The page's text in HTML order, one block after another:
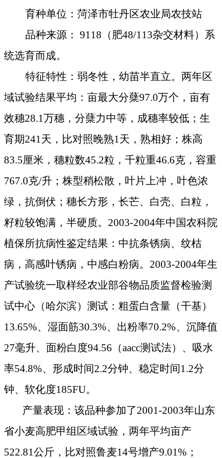
育种单位：菏泽市牡丹区农业局农技站
品种来源： 9118 （肥48/113杂交材料）系
统选育而成。
特征特性：弱冬性，幼苗半直立。两年区
域试验结果平均：亩最大分蘖97.0万个，亩有
效穗28.1万穗，分蘖力中等，成穗率较低；生
育期241天，比对照晚熟1天，熟相好；株高
83.5厘米 ，穗粒数45.2粒，千粒重46.6克 ，容重
767.0克/升；株型稍松散，叶片上冲，叶色浓
绿，抗倒伏；穗长方形，长芒、白壳、白粒，
籽粒较饱满，半硬质。 2003-2004年中国农科院
植保所抗病性鉴定结果：中抗条锈病、纹枯
病，高感叶锈病，中感白粉病。 2003-2004年生
产试验统一取样经农业部谷物品质监督检验测
试中心（哈尔滨）测试：粗蛋白含量（干基）
13.65%、湿面筋30.3%、出粉率70.2%、沉降值
27毫升、面粉白度94.56 （aacc测试法）、吸水
率54.8%、形成时间2.2分钟、稳定时间1.2分
钟、软化度185FU。
产量表现： 该品种参加了2001-2003年山东
省小麦高肥甲组区域试验，两年平均亩产
522.81公斤，比对照鲁麦14号增产9.01% ；